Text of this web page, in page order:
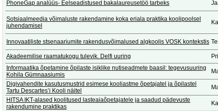
PhoneGap analüüs- Eelseadistused bakalaureusetöö tarbeks
Sotsiaalmeedia võimaluste rakendamine koka eriala praktika koolipoolsel
juhendamisel
Innovaatiliste stsenaariumite rakendusvõimalused algkoolis VOSK kontekstis
Akadeemilise raamatukogu tulevik. Delfi uuring
Informaatika õpetamine õpilaste isiklike nutiseadmete baasil: tegevusuuring
Kohila Gümnaasiumis
Digivahendite kasutusmustrid esimese kooliastme õpetajatel ja õpilastel
Tartu Descartes’i Kooli näitel
HITSA IKT-alased koolitused lasteaiaõpetajatele ja saadud pädevuste
rakendumine praktikas